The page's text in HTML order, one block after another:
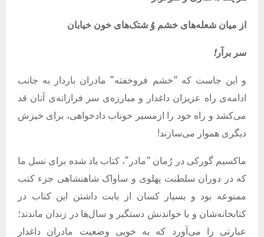
از میان شعله‌های خشم وُ شتک‌های خون خیابان
سر برآر!
و این جاست که “خشم فروخفته” مادران باردار به جانب
ادامه‌ی راه عزیزان داغدار و مبارزه‌ی سر فرازانه‌ی آنان قد
می‌کشد و راه خود را ازمسیر خوناب دادخواهی، برای خیزش
دیگری هموار می‌سازند!
ماکسیم گورکی در رُمان “مادر”، کتاب یاد شده برای نسل ما
که در دوران سلطنت پهلوی و ساواک شاهنشاهی جزء کتب
ممنوعه بود و بسیار کسان از بابت داشتن این کتاب در
کتابخانه‌شان و یا خواندنش دستگیر و سال‌ها در زندان ماندند؛
عبارتی را می‌آورد که به خوبی وضعیت مادران داغدار